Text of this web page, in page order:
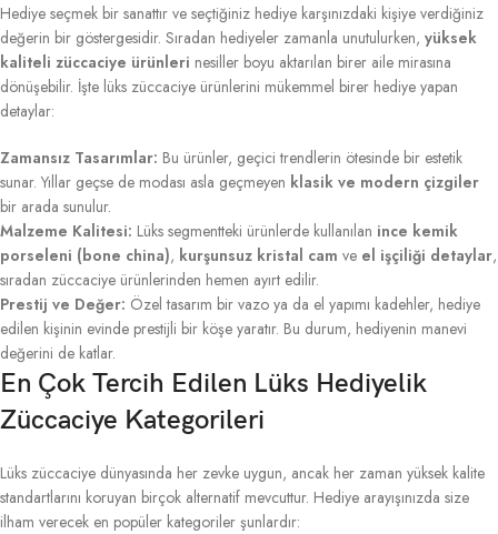
Hediye seçmek bir sanattır ve seçtiğiniz hediye karşınızdaki kişiye verdiğiniz
değerin bir göstergesidir. Sıradan hediyeler zamanla unutulurken, yüksek
kaliteli züccaciye ürünleri nesiller boyu aktarılan birer aile mirasına
dönüşebilir. İşte lüks züccaciye ürünlerini mükemmel birer hediye yapan
detaylar:
Zamansız Tasarımlar: Bu ürünler, geçici trendlerin ötesinde bir estetik
sunar. Yıllar geçse de modası asla geçmeyen klasik ve modern çizgiler
bir arada sunulur.
Malzeme Kalitesi: Lüks segmentteki ürünlerde kullanılan ince kemik
porseleni (bone china), kurşunsuz kristal cam ve el işçiliği detaylar,
sıradan züccaciye ürünlerinden hemen ayırt edilir.
Prestij ve Değer: Özel tasarım bir vazo ya da el yapımı kadehler, hediye
edilen kişinin evinde prestijli bir köşe yaratır. Bu durum, hediyenin manevi
değerini de katlar.
En Çok Tercih Edilen Lüks Hediyelik
Züccaciye Kategorileri
Lüks züccaciye dünyasında her zevke uygun, ancak her zaman yüksek kalite
standartlarını koruyan birçok alternatif mevcuttur. Hediye arayışınızda size
ilham verecek en popüler kategoriler şunlardır: